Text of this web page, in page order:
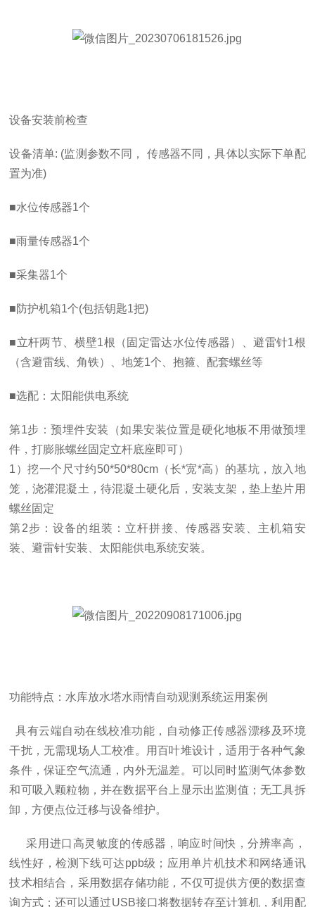
设备安装前检查
设备清单: (监测参数不同， 传感器不同，具体以实际下单配
置为准)
■水位传感器1个
■雨量传感器1个
■采集器1个
■防护机箱1个(包括钥匙1把)
■立杆两节、横壁1根（固定雷达水位传感器）、避雷针1根
（含避雷线、角铁）、地笼1个、抱箍、配套螺丝等
■选配：太阳能供电系统
第1步：预埋件安装（如果安装位置是硬化地板不用做预埋
件，打膨胀螺丝固定立杆底座即可）
1 ）挖一个尺寸约50*50*80cm（长*宽*高）的基坑，放入地
笼，浇灌混凝土，待混凝土硬化后，安装支架，垫上垫片用
螺丝固定
第 2步：设备的组装：立杆拼接、传感器安装、主机箱安
装、避雷针安装、太阳能供电系统安装。
功能特点：水库放水塔水雨情自动观测系统运用案例
具有云端自动在线校准功能，自动修正传感器漂移及环境
干扰，无需现场人工校准。用百叶堆设计，适用于各种气象
条件，保证空气流通，内外无温差。可以同时监测气体参数
和可吸入颗粒物，并在数据平台上显示出监测值；无工具拆
卸，方便点位迁移与设备维护。
采用进口高灵敏度的传感器，响应时间快，分辨率高，
线性好，检测下线可达ppb级；应用单片机技术和网络通讯
技术相结合，采用数据存储功能，不仅可提供方便的数据查
询方式；还可以通过USB接口将数据转存至计算机，利用配